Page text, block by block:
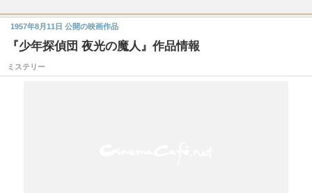
『少年探偵団 夜光の魔人』作品情報
ミステリー
1957年8月11日 公開の映画作品